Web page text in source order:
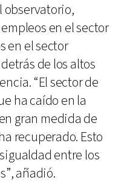
observatorio,
en el sector
en el sector
de los altos
“El sector de
ha caído en la
gran medida de
recuperado. Esto
entre los
añadió.